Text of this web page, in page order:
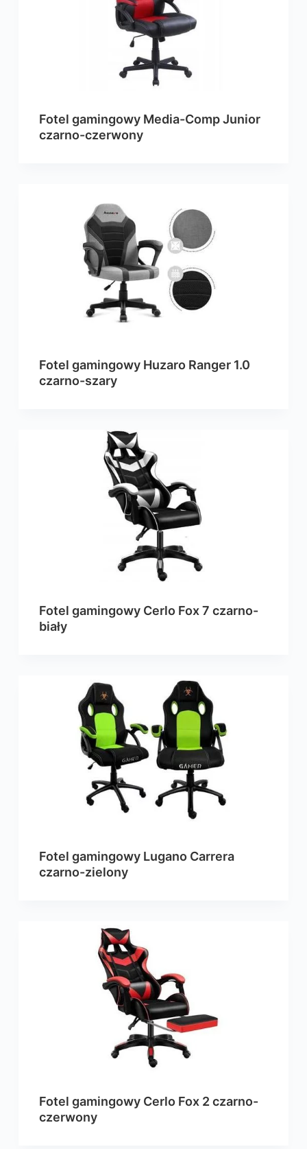
Fotel gamingowy Media-Comp Junior
czarno-czerwony
Fotel gamingowy Huzaro Ranger 1.0
czarno-szary
Fotel gamingowy Cerlo Fox 7 czarno-
biały
Fotel gamingowy Lugano Carrera
czarno-zielony
Fotel gamingowy Cerlo Fox 2 czarno-
czerwony